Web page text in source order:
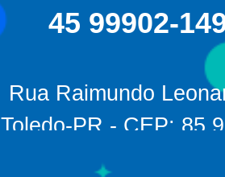
45 99902-
Rua Raimundo
Toledo-PR - CEP: